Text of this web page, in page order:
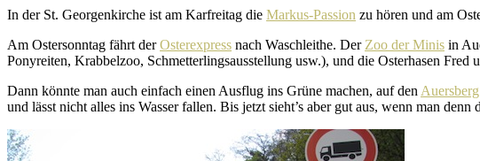
In der St. Georgenkirche ist am Karfreitag die Markus-Passion zu hören und am
Am Ostersonntag fährt derOsterexpress nach Waschleithe. DerZoo der Minis in
Ponyreiten, Krabbelzoo, Schmetterlingsausstellung usw.), und die Osterhasen Fred
Dann könnte man auch einfach einen Ausflug ins Grüne machen, auf denAuersberg
und lässt nicht alles ins Wasser fallen. Bis jetzt sieht’s aber gut aus, wenn man